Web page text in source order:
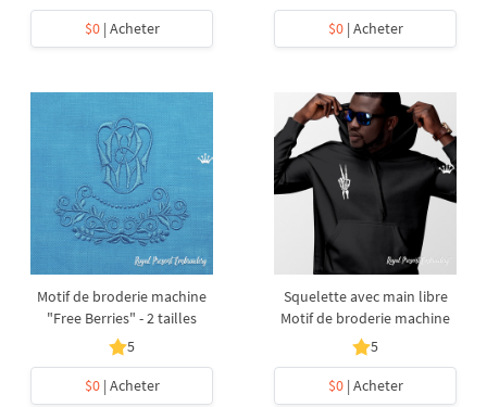
$0| Acheter
$0| Acheter
Motif de broderie machine
"Free Berries" - 2 tailles
5
$0| Acheter
Squelette avec main libre
Motif de broderie machine
5
$0| Acheter